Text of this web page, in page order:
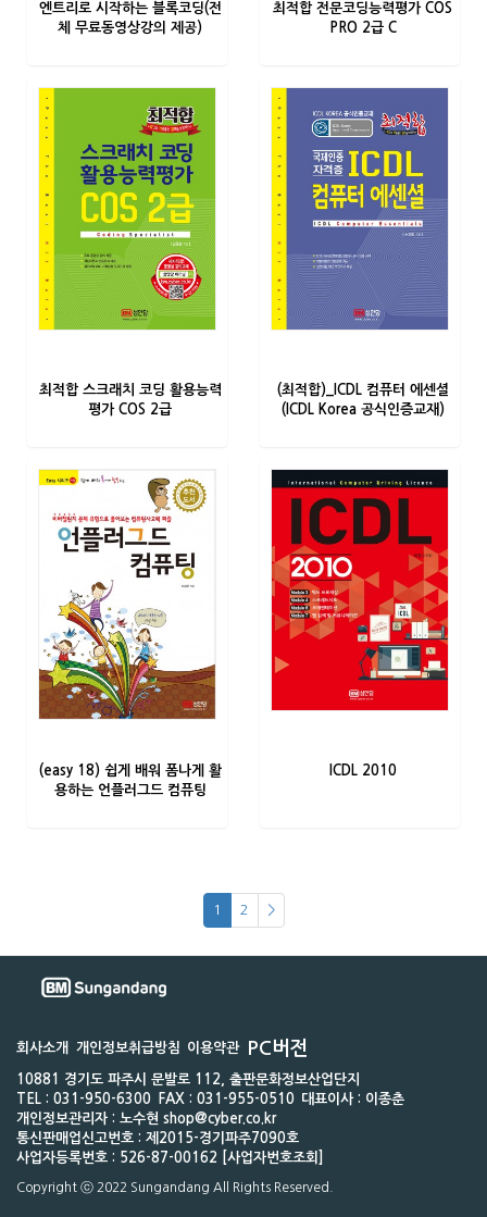
엔트리로 시작하는 블록코딩(전
체 무료동영상강의 제공)
최적합 전문코딩능력평가 COS
PRO 2급 C
최적합 스크래치 코딩 활용능력
평가 COS 2급
(최적합)_ICDL 컴퓨터 에센셜
(ICDL Korea 공식인증교재)
(easy 18) 쉽게 배워 폼나게 활
용하는 언플러그드 컴퓨팅
ICDL 2010
1 2 >
회사소개 개인정보취급방침 이용약관 PC버전
10881 경기도 파주시 문발로 112, 출판문화정보산업단지
TEL : 031-950-6300
FAX : 031-955-0510
대표이사 : 이종춘
개인정보관리자 : 노수현 shop@cyber.co.kr
통신판매업신고번호 : 제2015-경기파주7090호
사업자등록번호 : 526-87-00162 [사업자번호조회]
Copyright ⓒ 2022 Sungandang All Rights Reserved.